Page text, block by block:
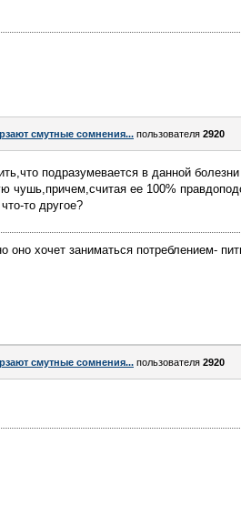
смутные сомнения... пользователя 2920
подразумевается в данной
чушь,причем,считая ее 100%
то другое?
оно хочет заниматься потреблением-
смутные сомнения... пользователя 2920